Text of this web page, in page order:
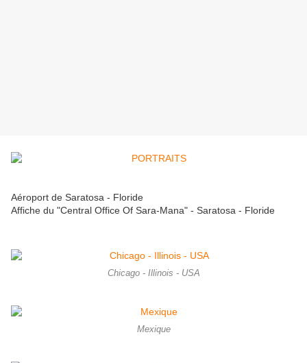
Aéroport de Saratosa - Floride
Affiche du "Central Office Of Sara-Mana" - Saratosa - Floride
Chicago - Illinois - USA
Mexique